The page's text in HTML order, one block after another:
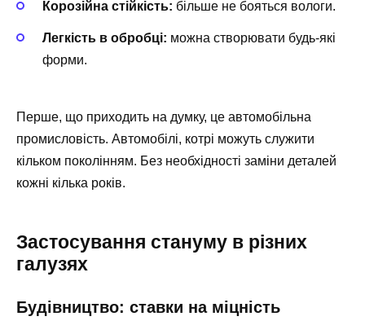
Корозійна стійкість: більше не бояться вологи.
Легкість в обробці: можна створювати будь-які
форми.
Перше, що приходить на думку, це автомобільна
промисловість. Автомобілі, котрі можуть служити
кільком поколінням. Без необхідності заміни деталей
кожні кілька років.
Застосування стануму в різних
галузях
Будівництво: ставки на міцність